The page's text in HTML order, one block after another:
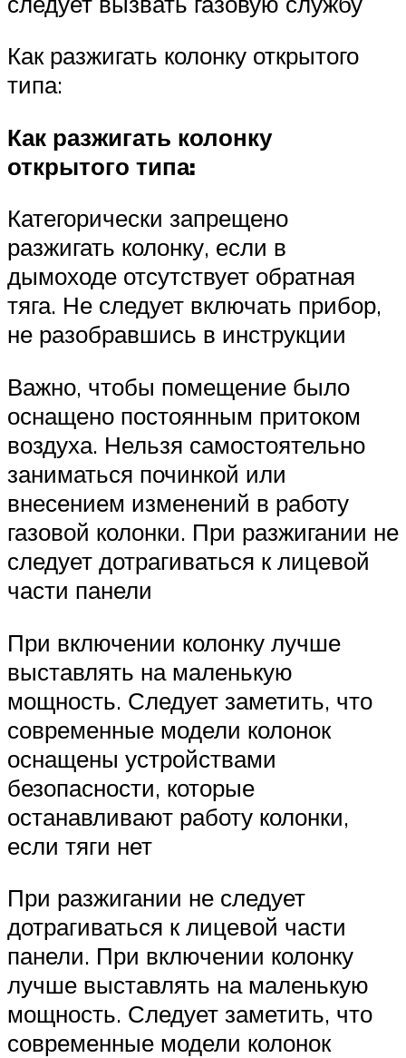
Как разжигать колонку открытого
типа:
Как разжигать колонку
открытого типа:
Категорически запрещено
разжигать колонку, если в
дымоходе отсутствует обратная
тяга. Не следует включать прибор,
не разобравшись в инструкции
Важно, чтобы помещение было
оснащено постоянным притоком
воздуха. Нельзя самостоятельно
заниматься починкой или
внесением изменений в работу
газовой колонки. При разжигании не
следует дотрагиваться к лицевой
части панели
При включении колонку лучше
выставлять на маленькую
мощность. Следует заметить, что
современные модели колонок
оснащены устройствами
безопасности, которые
останавливают работу колонки,
если тяги нет
При разжигании не следует
дотрагиваться к лицевой части
панели. При включении колонку
лучше выставлять на маленькую
мощность. Следует заметить, что
современные модели колонок